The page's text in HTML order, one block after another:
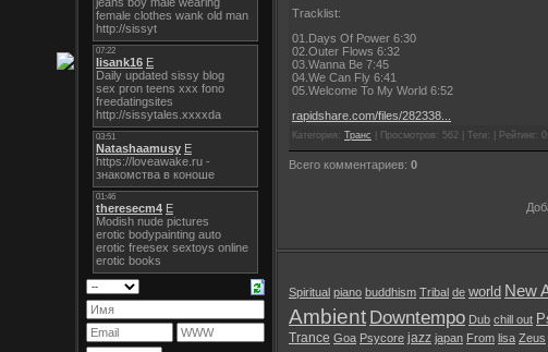
Tracklist:
01.Days Of Power 6:30
02.Outer Flows 6:32
03.Wanna Be 7:45
04.We Can Fly 6:41
05.Welcome To My World 6:52
rapidshare.com/files/282338...
Категория: Транс | Просмотров: 562 | Теги: | Рейтинг:
Всего комментариев: 0
Spiritual piano buddhism Tribal de world New
Ambient Downtempo Dub chill out
Trance Goa Psycore jazz japan From lisa Zeus